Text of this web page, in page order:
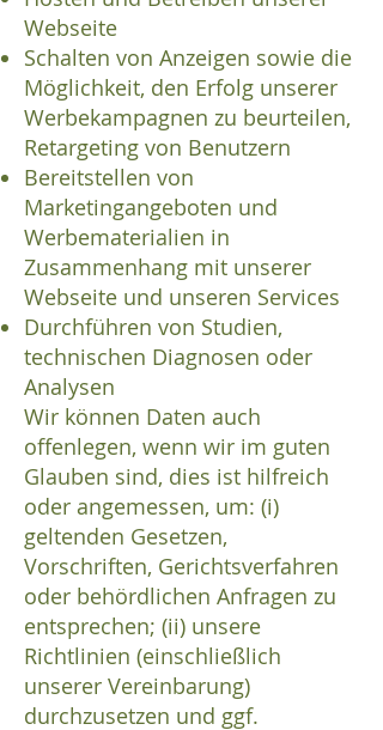
Webseite
Schalten von Anzeigen sowie die
Möglichkeit, den Erfolg unserer
Werbekampagnen zu beurteilen,
Retargeting von Benutzern
Bereitstellen von
Marketingangeboten und
Werbematerialien in
Zusammenhang mit unserer
Webseite und unseren Services
Durchführen von Studien,
technischen Diagnosen oder
Analysen
Wir können Daten auch
offenlegen, wenn wir im guten
Glauben sind, dies ist hilfreich
oder angemessen, um: (i)
geltenden Gesetzen,
Vorschriften, Gerichtsverfahren
oder behördlichen Anfragen zu
entsprechen; (ii) unsere
Richtlinien (einschließlich
unserer Vereinbarung)
durchzusetzen und ggf.